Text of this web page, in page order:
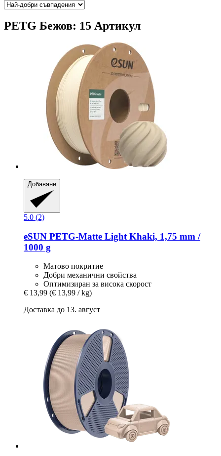
PETG Бежов: 15 Артикул
Добавяне
5.0 (2)
eSUN PETG-​Matte Light Khaki, 1,75 mm /
1000 g
Матово покритие
Добри механични свойства
Оптимизиран за висока скорост
€ 13,99 (€ 13,99 / kg)
Доставка до 13. август